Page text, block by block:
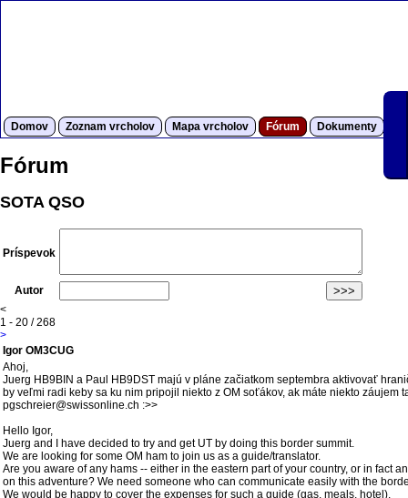
Domov Zoznam vrcholov Mapa vrcholov Fórum Dokumenty
Fórum
SOTA QSO
Príspevok
Autor
<
1 - 20 / 268
>
Igor OM3CUG
Ahoj,
Juerg HB9BIN a Paul HB9DST majú v pláne začiatkom septembra aktivovať
by veľmi radi keby sa ku nim pripojil niekto z OM soťákov, ak máte niekto záujem
pgschreier@swissonline.ch :>>
Hello Igor,
Juerg and I have decided to try and get UT by doing this border summit.
We are looking for some OM ham to join us as a guide/translator.
Are you aware of any hams -- either in the eastern part of your country, or in fact
on this adventure? We need someone who can communicate easily with the
We would be happy to cover the expenses for such a guide (gas, meals, hotel).